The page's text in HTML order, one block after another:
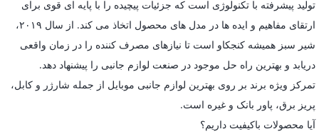
تولید پیشرفته با تکنولوژی است که جزئیات پیچیده را با پایه ای قوی برای
ارتقای مفاهیم و ایده ها در مدل های محصول اتخاذ می کند. از سال ۲۰۱۹،
شیر سبز همیشه کنجکاو است تا نیازهای مصرف کننده را در زمان واقعی
دریابد و بهترین راه حل موجود در صنعت لوازم جانبی را پیشنهاد دهد.
تمرکز ویژه برند بر روی بهترین لوازم جانبی موبایل از جمله شارژر و کابل،
پریز برق، پاور بانک و غیره است.
آیا محصولات باکیفیت داریم؟